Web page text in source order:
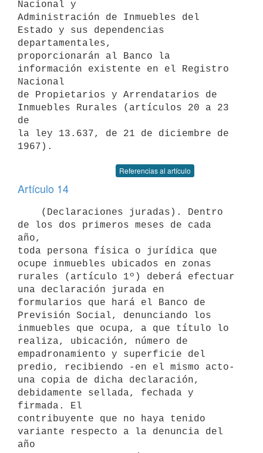
Nacional y
Administración de Inmuebles del
Estado y sus dependencias
departamentales,
proporcionarán al Banco la
información existente en el Registro
Nacional
de Propietarios y Arrendatarios de
Inmuebles Rurales (artículos 20 a 23
de
la ley 13.637, de 21 de diciembre de
Referencias al artículo
Artículo 14
de los dos primeros meses de cada
año,
toda persona física o jurídica que
ocupe inmuebles ubicados en zonas
rurales (artículo 1º) deberá efectuar
una declaración jurada en
formularios que hará el Banco de
Previsión Social, denunciando los
inmuebles que ocupa, a que título lo
realiza, ubicación, número de
empadronamiento y superficie del
predio, recibiendo -en el mismo acto-
una copia de dicha declaración,
debidamente sellada, fechada y
firmada. El
contribuyente que no haya tenido
variante respecto a la denuncia del
año